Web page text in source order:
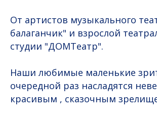
От артистов музыкального
балаганчик" и взрослой
студии "ДОМТеатр".
Наши любимые маленькие
очередной раз насладятся
красивым , сказочным